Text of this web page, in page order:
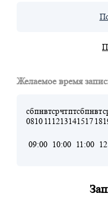
Желаемое время
сб
08
пн
10
вт
11
ср
12
чт
13
пт
14
сб
15
пн
17
вт
18
09:00 10:00 11:00